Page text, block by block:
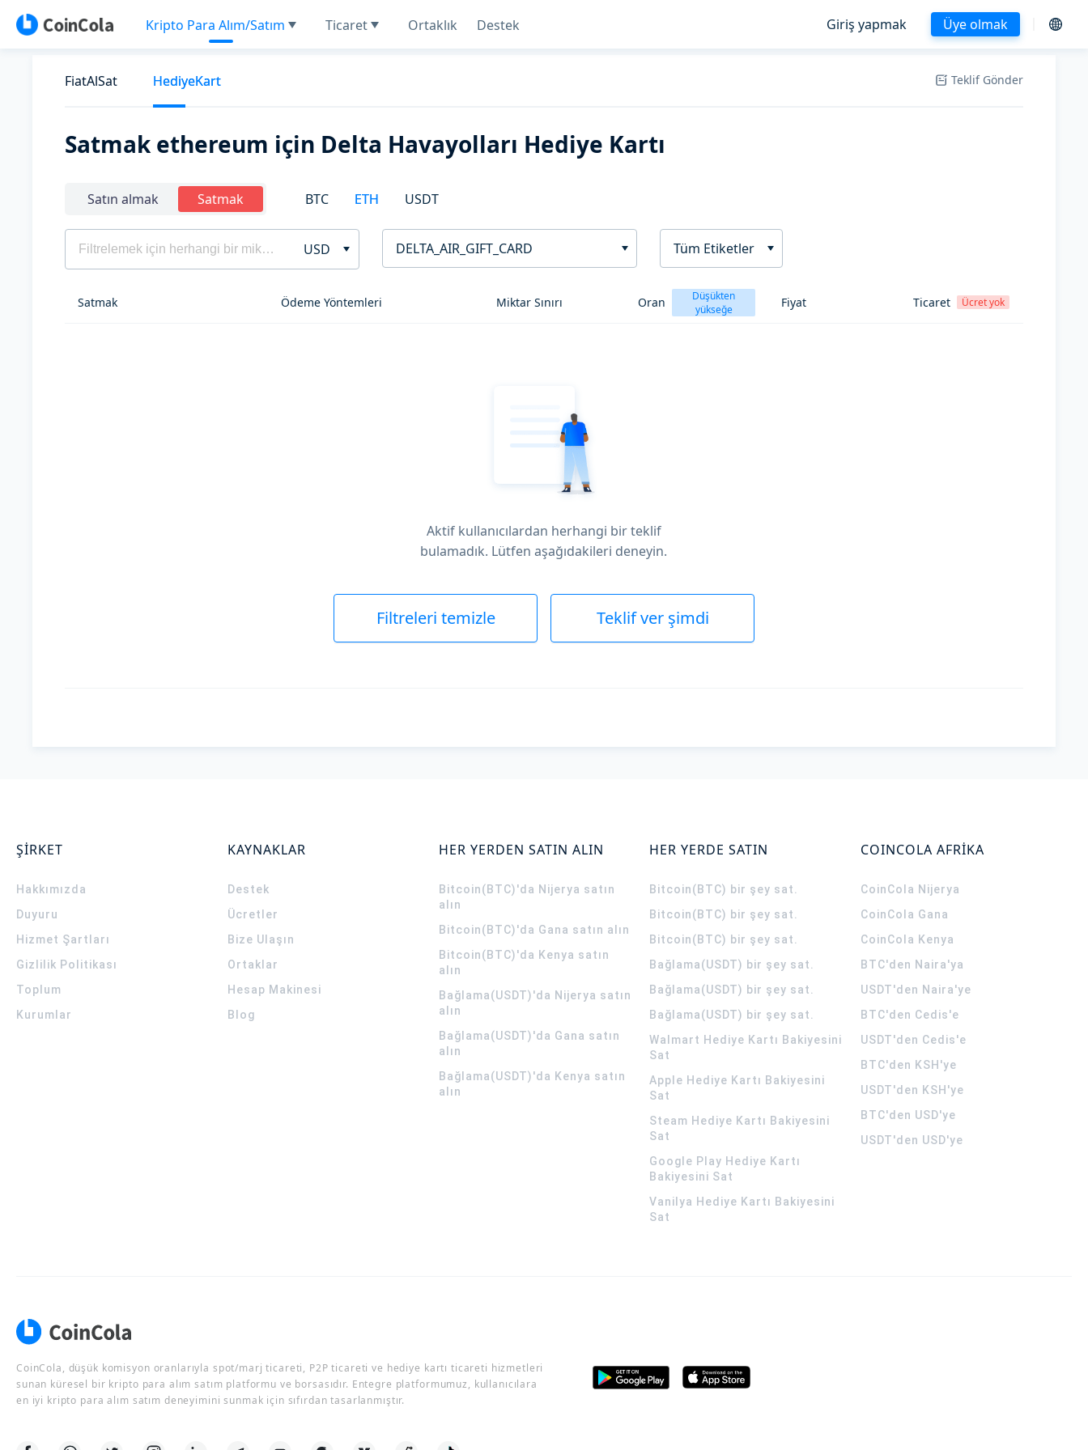
Kripto Para Alım/Satım Ticaret Ortaklık Destek Giriş yapmak Üye olmak
FiatAlSat HediyeKart Teklif Gönder
Satmak ethereum için Delta Havayolları Hediye Kartı
Satın almak Satmak BTC ETH USDT
USD DELTA_AIR_GIFT_CARD Tüm Etiketler
Satmak Ödeme Yöntemleri Miktar Sınırı Oran
Düşükten
yükseğe
Fiyat Ticaret Ücret yok
Aktif kullanıcılardan herhangi bir teklif
bulamadık. Lütfen aşağıdakileri deneyin.
Filtreleri temizle Teklif ver şimdi
ŞİRKET
Hakkımızda
Duyuru
Hizmet Şartları
Gizlilik Politikası
Toplum
Kurumlar
KAYNAKLAR
Destek
Ücretler
Bize Ulaşın
Ortaklar
Hesap Makinesi
Blog
HER YERDEN SATIN ALIN
Bitcoin(BTC)'da Nijerya satın
alın
Bitcoin(BTC)'da Gana satın alın
Bitcoin(BTC)'da Kenya satın
alın
Bağlama(USDT)'da Nijerya satın
alın
Bağlama(USDT)'da Gana satın
alın
Bağlama(USDT)'da Kenya satın
alın
HER YERDE SATIN
Bitcoin(BTC) bir şey sat.
Bitcoin(BTC) bir şey sat.
Bitcoin(BTC) bir şey sat.
Bağlama(USDT) bir şey sat.
Bağlama(USDT) bir şey sat.
Bağlama(USDT) bir şey sat.
Walmart Hediye Kartı Bakiyesini
Sat
Apple Hediye Kartı Bakiyesini
Sat
Steam Hediye Kartı Bakiyesini
Sat
Google Play Hediye Kartı
Bakiyesini Sat
Vanilya Hediye Kartı Bakiyesini
Sat
COINCOLA AFRİKA
CoinCola Nijerya
CoinCola Gana
CoinCola Kenya
BTC'den Naira'ya
USDT'den Naira'ye
BTC'den Cedis'e
USDT'den Cedis'e
BTC'den KSH'ye
USDT'den KSH'ye
BTC'den USD'ye
USDT'den USD'ye
CoinCola, düşük komisyon oranlarıyla spot/marj ticareti, P2P ticareti ve hediye kartı ticareti hizmetleri
sunan küresel bir kripto para alım satım platformu ve borsasıdır. Entegre platformumuz, kullanıcılara
en iyi kripto para alım satım deneyimini sunmak için sıfırdan tasarlanmıştır.